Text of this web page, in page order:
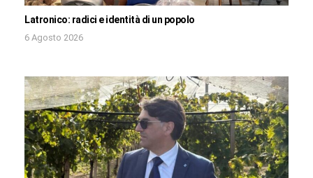
Latronico: radici e identità di un popolo
6 Agosto 2026